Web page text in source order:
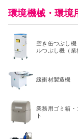
環境機械・環境
空き缶つぶし機
ルつぶし機（業
緩衝材製造機
業務用ゴミ箱・
ト